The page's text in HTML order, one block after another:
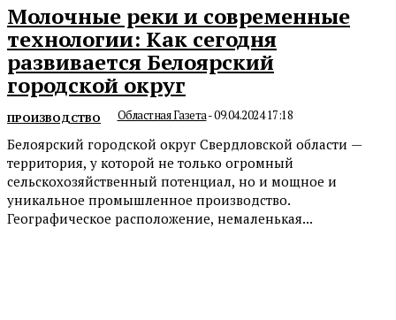
Молочные реки и современные
технологии: Как сегодня
развивается Белоярский
городской округ
ПРОИЗВОДСТВО Областная Газета-09.04.2024 17:18
Белоярский городской округ Свердловской области —
территория, у которой не только огромный
сельскохозяйственный потенциал, но и мощное и
уникальное промышленное производство.
Географическое расположение, немаленькая...